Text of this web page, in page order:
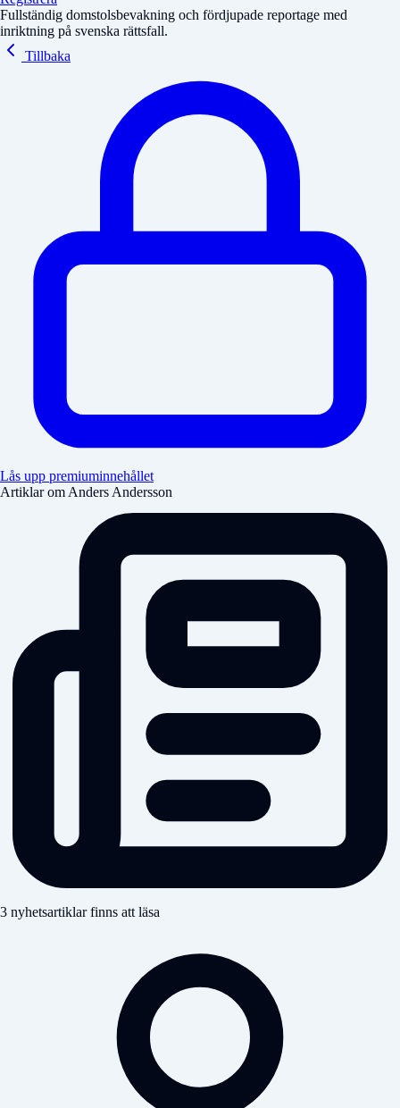
Fullständig domstolsbevakning och fördjupade reportage med
inriktning på svenska rättsfall.
Tillbaka
Lås upp premiuminnehållet
Artiklar om Anders Andersson
3 nyhetsartiklar finns att läsa